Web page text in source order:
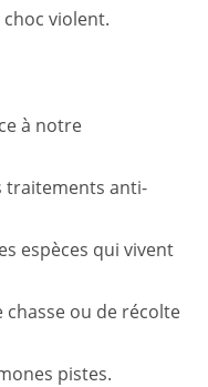
violent.
à notre
traitements anti-
espèces qui vivent
ou de récolte
pistes.